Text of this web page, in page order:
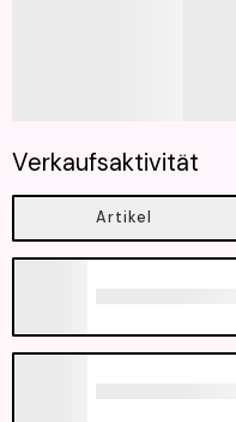
Verkaufsaktivität
Artikel